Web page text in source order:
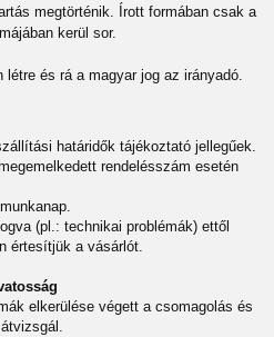
megtörténik. Írott formában csak a
kerül sor.
és rá a magyar jog az irányadó.
határidők tájékoztató jellegűek.
rendelésszám esetén
(pl.: technikai problémák) ettől
értesítjük a vásárlót.
elkerülése végett a csomagolás és